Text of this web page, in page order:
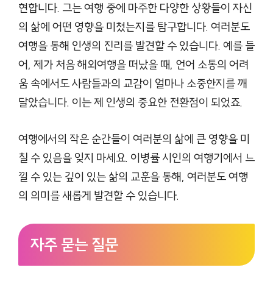
현합니다. 그는 여행 중에 마주한 다양한 상황들이 자신
의 삶에 어떤 영향을 미쳤는지를 탐구합니다. 여러분도
여행을 통해 인생의 진리를 발견할 수 있습니다. 예를 들
어, 제가 처음 해외여행을 떠났을 때, 언어 소통의 어려
움 속에서도 사람들과의 교감이 얼마나 소중한지를 깨
달았습니다. 이는 제 인생의 중요한 전환점이 되었죠.
여행에서의 작은 순간들이 여러분의 삶에 큰 영향을 미
칠 수 있음을 잊지 마세요. 이병률 시인의 여행기에서 느
낄 수 있는 깊이 있는 삶의 교훈을 통해, 여러분도 여행
의 의미를 새롭게 발견할 수 있습니다.
자주 묻는 질문